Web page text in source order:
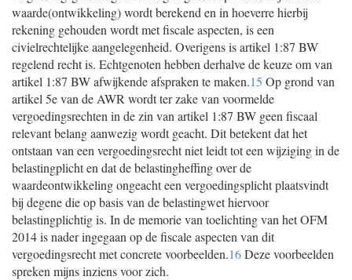
waarde(ontwikkeling) wordt berekend en in hoeverre hierbij
rekening gehouden wordt met fiscale aspecten, is een
civielrechtelijke aangelegenheid. Overigens is artikel 1:87 BW
regelend recht is. Echtgenoten hebben derhalve de keuze om van
artikel 1:87 BW afwijkende afspraken te maken.15 Op grond van
artikel 5e van de AWR wordt ter zake van voormelde
vergoedingsrechten in de zin van artikel 1:87 BW geen fiscaal
relevant belang aanwezig wordt geacht. Dit betekent dat het
ontstaan van een vergoedingsrecht niet leidt tot een wijziging in de
belastingplicht en dat de belastingheffing over de
waardeontwikkeling ongeacht een vergoedingsplicht plaatsvindt
bij degene die op basis van de belastingwet hiervoor
belastingplichtig is. In de memorie van toelichting van het OFM
2014 is nader ingegaan op de fiscale aspecten van dit
vergoedingsrecht met concrete voorbeelden.16Deze voorbeelden
spreken mijns inziens voor zich.